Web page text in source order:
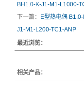
BH1.0-K-J1-M1-L1000-
下一篇：
E型热电偶
J1-M1-L200-TC1-ANP
最近浏览：
相关产品：